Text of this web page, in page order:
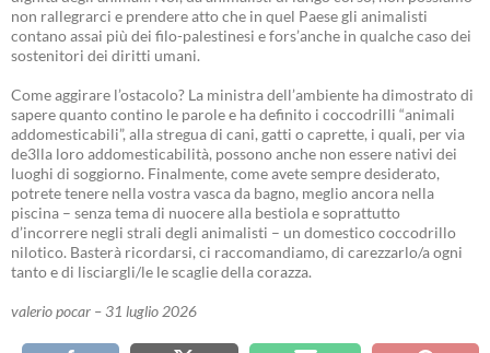
non rallegrarci e prendere atto che in quel Paese gli animalisti
contano assai più dei filo-palestinesi e fors’anche in qualche caso dei
sostenitori dei diritti umani.
Come aggirare l’ostacolo? La ministra dell’ambiente ha dimostrato di
sapere quanto contino le parole e ha definito i coccodrilli “animali
addomesticabili”, alla stregua di cani, gatti o caprette, i quali, per via
de3lla loro addomesticabilità, possono anche non essere nativi dei
luoghi di soggiorno. Finalmente, come avete sempre desiderato,
potrete tenere nella vostra vasca da bagno, meglio ancora nella
piscina – senza tema di nuocere alla bestiola e soprattutto
d’incorrere negli strali degli animalisti – un domestico coccodrillo
nilotico. Basterà ricordarsi, ci raccomandiamo, di carezzarlo/a ogni
tanto e di lisciargli/le le scaglie della corazza.
valerio pocar – 31 luglio 2026